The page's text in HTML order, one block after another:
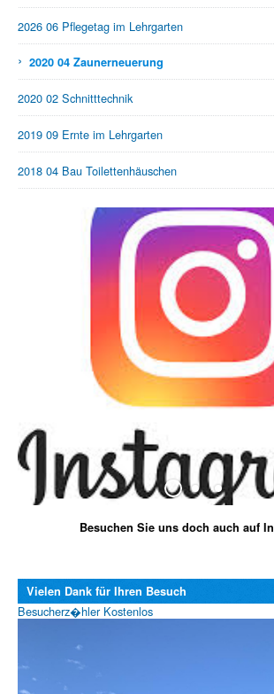
2026 06 Pflegetag im Lehrgarten
› 2020 04 Zaunerneuerung
2020 02 Schnitttechnik
2019 09 Ernte im Lehrgarten
2018 04 Bau Toilettenhäuschen
Besuchen Sie uns doch auch auf
Vielen Dank für Ihren Besuch
Besucherz�hler Kostenlos